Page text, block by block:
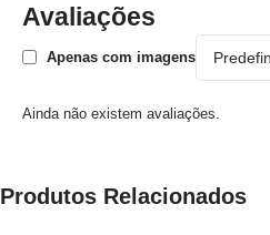
Avaliações
Apenas com imagens
Ainda não existem avaliações.
Produtos Relacionados